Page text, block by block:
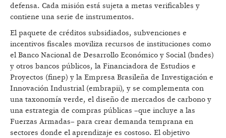
defensa. Cada misión está sujeta a metas verificables y
contiene una serie de instrumentos.
El paquete de créditos subsidiados, subvenciones e
incentivos fiscales moviliza recursos de instituciones como
el Banco Nacional de Desarrollo Económico y Social (bndes)
y otros bancos públicos, la Financiadora de Estudios e
Proyectos (finep) y la Empresa Brasileña de Investigación e
Innovación Industrial (embrapii), y se complementa con
una taxonomía verde, el diseño de mercados de carbono y
una estrategia de compras públicas –que incluye a las
Fuerzas Armadas– para crear demanda temprana en
sectores donde el aprendizaje es costoso. El objetivo